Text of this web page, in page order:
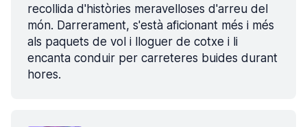
recollida d'històries meravelloses d'arreu del
món. Darrerament, s'està aficionant més i més
als paquets de vol i lloguer de cotxe i li
encanta conduir per carreteres buides durant
hores.